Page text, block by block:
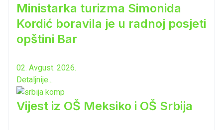
Ministarka turizma Simonida
Kordić boravila je u radnoj posjeti
opštini Bar
02. Avgust. 2026.
Detaljnije...
Vijest iz OŠ Meksiko i OŠ Srbija